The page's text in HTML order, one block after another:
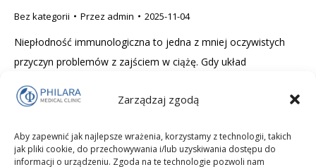
Zarządzaj zgodą
Aby zapewnić jak najlepsze wrażenia, korzystamy z technologii, takich
jak pliki cookie, do przechowywania i/lub uzyskiwania dostępu do
informacji o urządzeniu. Zgoda na te technologie pozwoli nam
Bez kategorii Przez admin 2025-11-04
Niepłodność immunologiczna to jedna z mniej oczywistych
przyczyn problemów z zajściem w ciążę. Gdy układ
komórkę jajową lub zarodek, nawet najlepsze wyniki badań
objawy i metody leczenia tej trudnej, ale coraz lepiej poznanej
formy niepłodności.